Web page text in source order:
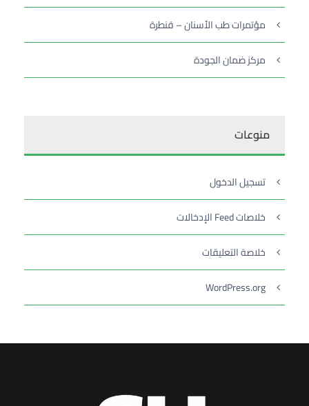
مؤتمرات طب الأسنان – قنطرة
مركز ضمان الجودة
منوعات
تسجيل الدخول
خلاصات Feed الإدخالات
خلاصة التعليقات
WordPress.org